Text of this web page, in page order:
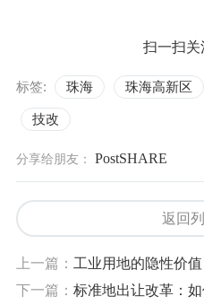
扫一扫关
标签: 珠海 珠海高新区
技改
分享给朋友： PostSHARE
返回
上一篇： 工业用地的隐性价值：企
下一篇： 标准地出让改革：